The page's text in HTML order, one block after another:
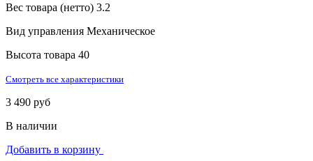
Вес товара (нетто) 3.2
Вид управления Механическое
Высота товара 40
Смотреть все характеристики
3 490 руб
В наличии
Добавить в корзину